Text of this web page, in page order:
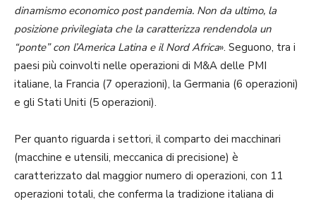
dinamismo economico post pandemia. Non da ultimo, la
posizione privilegiata che la caratterizza rendendola un
“ponte” con l’America Latina e il Nord Africa». Seguono, tra i
paesi più coinvolti nelle operazioni di M&A delle PMI
italiane, la Francia (7 operazioni), la Germania (6 operazioni)
e gli Stati Uniti (5 operazioni).
Per quanto riguarda i settori, il comparto dei macchinari
(macchine e utensili, meccanica di precisione) è
caratterizzato dal maggior numero di operazioni, con 11
operazioni totali, che conferma la tradizione italiana di